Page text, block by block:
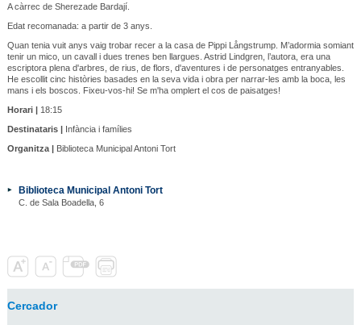
A càrrec de Sherezade Bardají.
Edat recomanada: a partir de 3 anys.
Quan tenia vuit anys vaig trobar recer a la casa de Pippi Långstrump. M’adormia somiant
tenir un mico, un cavall i dues trenes ben llargues. Astrid Lindgren, l’autora, era una
escriptora plena d'arbres, de rius, de flors, d'aventures i de personatges entranyables.
He escollit cinc històries basades en la seva vida i obra per narrar-les amb la boca, les
mans i els boscos. Fixeu-vos-hi! Se m'ha omplert el cos de paisatges!
Horari |18:15
Destinataris |Infància i famílies
Organitza |Biblioteca Municipal Antoni Tort
Biblioteca Municipal Antoni Tort
C. de Sala Boadella, 6
Cercador